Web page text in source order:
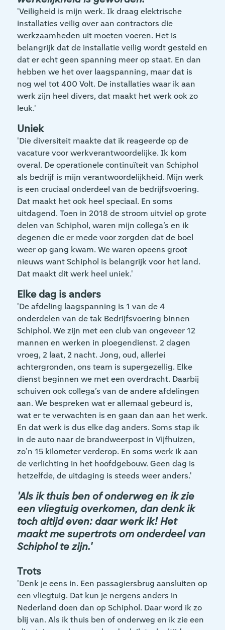
'Veiligheid is mijn werk. Ik draag elektrische
installaties veilig over aan contractors die
werkzaamheden uit moeten voeren. Het is
belangrijk dat de installatie veilig wordt gesteld en
dat er echt geen spanning meer op staat. En dan
hebben we het over laagspanning, maar dat is
nog wel tot 400 Volt. De installaties waar ik aan
werk zijn heel divers, dat maakt het werk ook zo
leuk.'
Uniek
'Die diversiteit maakte dat ik reageerde op de
vacature voor werkverantwoordelijke. Ik kom
overal. De operationele continuïteit van Schiphol
als bedrijf is mijn verantwoordelijkheid. Mijn werk
is een cruciaal onderdeel van de bedrijfsvoering.
Dat maakt het ook heel speciaal. En soms
uitdagend. Toen in 2018 de stroom uitviel op grote
delen van Schiphol, waren mijn collega’s en ik
degenen die er mede voor zorgden dat de boel
weer op gang kwam. We waren opeens groot
nieuws want Schiphol is belangrijk voor het land.
Dat maakt dit werk heel uniek.'
Elke dag is anders
'De afdeling laagspanning is 1 van de 4
onderdelen van de tak Bedrijfsvoering binnen
Schiphol. We zijn met een club van ongeveer 12
mannen en werken in ploegendienst. 2 dagen
vroeg, 2 laat, 2 nacht. Jong, oud, allerlei
achtergronden, ons team is supergezellig. Elke
dienst beginnen we met een overdracht. Daarbij
schuiven ook collega’s van de andere afdelingen
aan. We bespreken wat er allemaal gebeurd is,
wat er te verwachten is en gaan dan aan het werk.
En dat werk is dus elke dag anders. Soms stap ik
in de auto naar de brandweerpost in Vijfhuizen,
zo’n 15 kilometer verderop. En soms werk ik aan
de verlichting in het hoofdgebouw. Geen dag is
hetzelfde, de uitdaging is steeds weer anders.'
'Als ik thuis ben of onderweg en ik zie
een vliegtuig overkomen, dan denk ik
toch altijd even: daar werk ik! Het
maakt me supertrots om onderdeel van
Schiphol te zijn.'
Trots
'Denk je eens in. Een passagiersbrug aansluiten op
een vliegtuig. Dat kun je nergens anders in
Nederland doen dan op Schiphol. Daar word ik zo
blij van. Als ik thuis ben of onderweg en ik zie een